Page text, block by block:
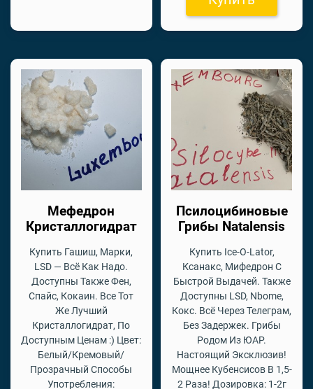
Мефедрон
Кристаллогидрат
Купить Гашиш, Марки,
LSD — Всё Как Надо.
Доступны Также Фен,
Спайс, Кокаин. Все Тот
Же Лучший
Кристаллогидрат, По
Доступным Ценам :) Цвет:
Белый/Кремовый/
Прозрачный Способы
Употребления:
Псилоцибиновые
Грибы Natalensis
Купить Ice-O-Lator,
Ксанакс, Мифедрон С
Быстрой Выдачей. Также
Доступны LSD, Nbome,
Кокс. Всё Через Телеграм,
Без Задержек. Грибы
Родом Из ЮАР.
Настоящий Эксклюзив!
Мощнее Кубенсисов В 1,5-
2 Раза! Дозировка: 1-2г